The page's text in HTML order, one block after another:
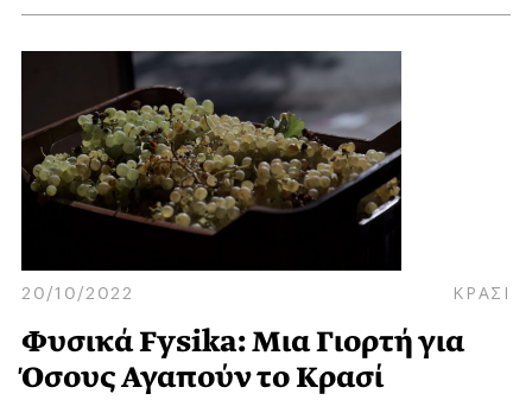
20/10/2022 ΚΡΑΣΙ
Φυσικά Fysika: Μια Γιορτή για
Όσους Αγαπούν το Κρασί